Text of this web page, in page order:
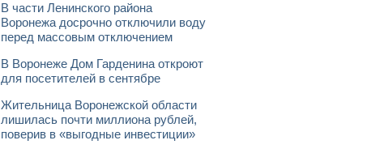
В части Ленинского района
Воронежа досрочно отключили воду
перед массовым отключением
В Воронеже Дом Гарденина откроют
для посетителей в сентябре
Жительница Воронежской области
лишилась почти миллиона рублей,
поверив в «выгодные инвестиции»